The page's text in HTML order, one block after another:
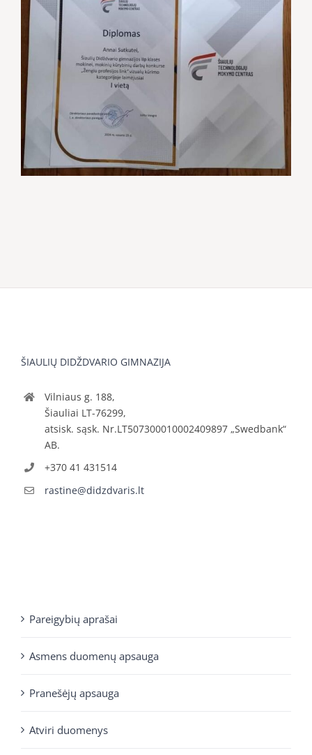
ŠIAULIŲ DIDŽDVARIO GIMNAZIJA
Vilniaus g. 188,
Šiauliai LT-76299,
atsisk. sąsk. Nr.LT507300010002409897 „Swedbank“
AB.
+370 41 431514
rastine@didzdvaris.lt
Pareigybių aprašai
Asmens duomenų apsauga
Pranešėjų apsauga
Atviri duomenys